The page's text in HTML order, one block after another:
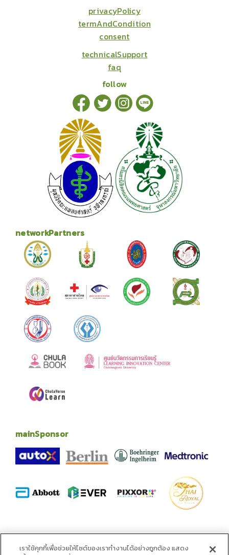
privacyPolicy
termAndCondition
consent
technicalSupport
faq
follow
networkPartners
mainSponsor
alliance
เราใช้คุกกี้เพื่อช่วยให้ไซต์ของเราทำงานได้อย่างถูกต้อง แสดง